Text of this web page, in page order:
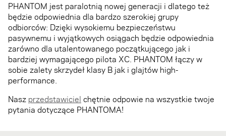
PHANTOM jest paralotnią nowej generacji i dlatego też
będzie odpowiednia dla bardzo szerokiej grupy
odbiorców: Dzięki wysokiemu bezpieczeństwu
pasywnemu i wyjątkowych osiągach będzie odpowiednia
zarówno dla utalentowanego początkującego jak i
bardziej wymagającego pilota XC. PHANTOM łączy w
sobie zalety skrzydeł klasy B jak i glajtów high-
performance.
Nasz przedstawiciel chętnie odpowie na wszystkie twoje
pytania dotyczące PHANTOMA!